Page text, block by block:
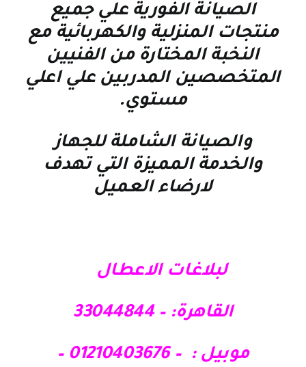
الصيانة الفورية علي جميع
منتجات المنزلية والكهربائية مع
النخبة المختارة من الفنيين
المتخصصين المدربين علي اعلي
مستوي.
والصيانة الشاملة للجهاز
والخدمة المميزة التي تهدف
لارضاء العميل
لبلاغات الاعطال
القاهرة: – 33044844
موبيل : – 01210403676 –